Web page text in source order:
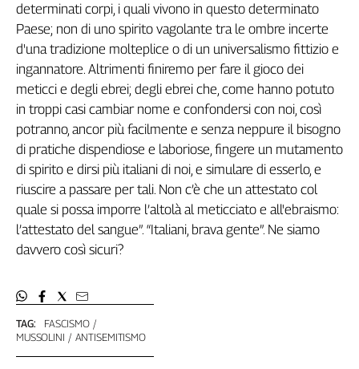
TAG:
FASCISMO
MUSSOLINI
ANTISEMITISMO
determinati corpi, i quali vivono in questo determinato
Paese; non di uno spirito vagolante tra le ombre incerte
d'una tradizione molteplice o di un universalismo fittizio e
ingannatore. Altrimenti finiremo per fare il gioco dei
meticci e degli ebrei; degli ebrei che, come hanno potuto
in troppi casi cambiar nome e confondersi con noi, così
potranno, ancor più facilmente e senza neppure il bisogno
di pratiche dispendiose e laboriose, fingere un mutamento
di spirito e dirsi più italiani di noi, e simulare di esserlo, e
riuscire a passare per tali. Non c’è che un attestato col
quale si possa imporre l’altolà al meticciato e all'ebraismo:
l’attestato del sangue”. “Italiani, brava gente”. Ne siamo
davvero così sicuri?